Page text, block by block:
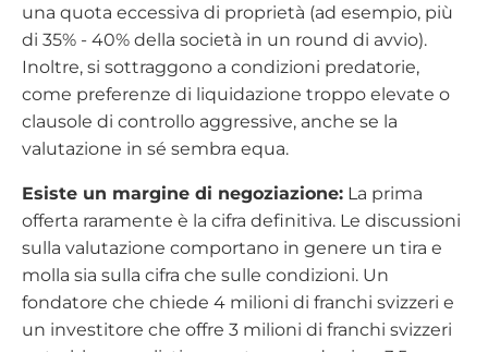
una quota eccessiva di proprietà (ad esempio, più
di 35% - 40% della società in un round di avvio).
Inoltre, si sottraggono a condizioni predatorie,
come preferenze di liquidazione troppo elevate o
clausole di controllo aggressive, anche se la
valutazione in sé sembra equa.
Esiste un margine di negoziazione: La prima
offerta raramente è la cifra definitiva. Le discussioni
sulla valutazione comportano in genere un tira e
molla sia sulla cifra che sulle condizioni. Un
fondatore che chiede 4 milioni di franchi svizzeri e
un investitore che offre 3 milioni di franchi svizzeri